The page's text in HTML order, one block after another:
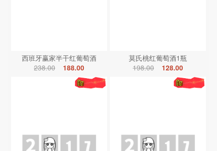
西班牙赢家半干红葡萄酒
238.00
188.00
莫氏桃红葡萄酒1瓶
198.00
128.00